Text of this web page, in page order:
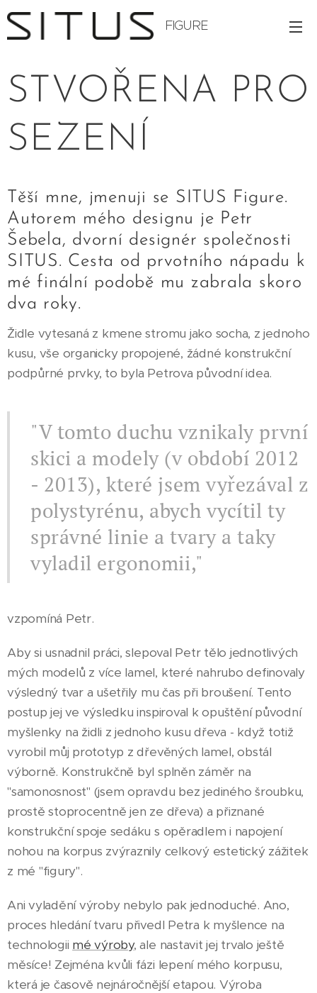
FIGURE
STVOŘENA PRO
SEZENÍ
Těší mne, jmenuji se SITUS Figure.
Autorem mého designu je Petr
Šebela, dvorní designér společnosti
SITUS. Cesta od prvotního nápadu k
mé finální podobě mu zabrala skoro
dva roky.
Židle vytesaná z kmene stromu jako socha, z jednoho
kusu, vše organicky propojené, žádné konstrukční
podpůrné prvky, to byla Petrova původní idea.
"V tomto duchu vznikaly první
skici a modely (v období 2012
- 2013), které jsem vyřezával z
polystyrénu, abych vycítil ty
správné linie a tvary a taky
vyladil ergonomii,"
vzpomíná Petr.
Aby si usnadnil práci, slepoval Petr tělo jednotlivých
mých modelů z více lamel, které nahrubo definovaly
výsledný tvar a ušetřily mu čas při broušení. Tento
postup jej ve výsledku inspiroval k opuštění původní
myšlenky na židli z jednoho kusu dřeva - když totiž
vyrobil můj prototyp z dřevěných lamel, obstál
výborně. Konstrukčně byl splněn záměr na
"samonosnost" (jsem opravdu bez jediného šroubku,
prostě stoprocentně jen ze dřeva) a přiznané
konstrukční spoje sedáku s opěradlem i napojení
nohou na korpus zvýraznily celkový estetický zážitek
z mé "figury".
Ani vyladění výroby nebylo pak jednoduché. Ano,
proces hledání tvaru přivedl Petra k myšlence na
technologii mé výroby, ale nastavit jej trvalo ještě
měsíce! Zejména kvůli fázi lepení mého korpusu,
která je časově nejnáročnější etapou. Výroba